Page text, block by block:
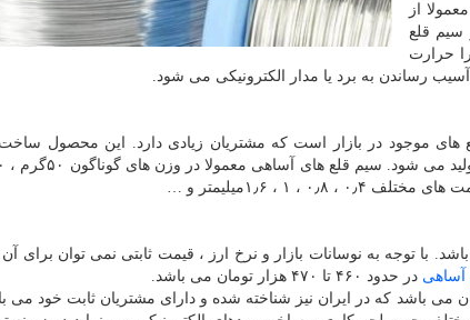
از
سیم قلع
حرارت
رساندن به برد یا مدار الکترونیکی می شود.
های موجود در بازار است که مشتریان زیادی دارد. این محصول
با توجه به نوسانات بازار و نرخ ارز ، قیمت ثابتی نمی توان برای
آساهی در حدود ۴۶۰ تا ۴۷۰ هزار تومان می باشد.
باشد که در ایران نیز شناخته شده و دارای مشتریان ثابت خود می